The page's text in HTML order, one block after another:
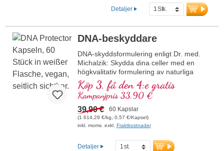
Veganska presslingar fria från PEG och
karragenan
Din hälsa ligger oss varmt om hjärtat
och renhet. Tillverkad i
Tyskland, laboratorietestad
certifierad. Aluminiumfri
försegling för en hållbar
förpackning. Utvecklad av
läkare. Dra nytta av över 40 års
expertis inom vitalämnen och
mer än 20 års erfarenhet av
tillverkning av högkvalitativa
kosttillskott.
mannos-kapslar
Detaljer
DNA-beskyddare
DNA-skyddsformulering enligt Dr. med.
Michalzik: Skydda dina celler med en
högkvalitativ formulering av naturliga
ingredienser som OPC, granatäpple,
lutein, selen och betakaroten. Denna
formulering stödjer skyddet av DNA,
lipider och proteiner mot oxidativ stress.
Selen bidrar till att skydda cellerna mot
oxidativ stress. Vegansk, fri från alla
mer information om DNA Protector
Köp 3, få den 4:e gratis
Kampanjpris 33,90 €
39,90 € 60 Kapslar
(1 614,29 €/kg, 0,57 €/Kapsel)
inkl. moms. exkl. Fraktkostnader
Detaljer